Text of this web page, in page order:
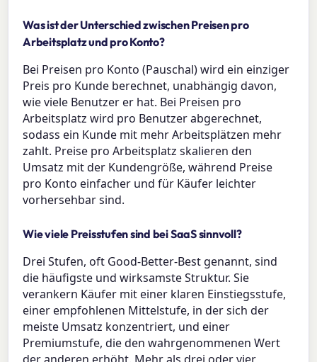
Was ist der Unterschied zwischen Preisen pro
Arbeitsplatz und pro Konto?
Bei Preisen pro Konto (Pauschal) wird ein einziger
Preis pro Kunde berechnet, unabhängig davon,
wie viele Benutzer er hat. Bei Preisen pro
Arbeitsplatz wird pro Benutzer abgerechnet,
sodass ein Kunde mit mehr Arbeitsplätzen mehr
zahlt. Preise pro Arbeitsplatz skalieren den
Umsatz mit der Kundengröße, während Preise
pro Konto einfacher und für Käufer leichter
vorhersehbar sind.
Wie viele Preisstufen sind bei SaaS sinnvoll?
Drei Stufen, oft Good-Better-Best genannt, sind
die häufigste und wirksamste Struktur. Sie
verankern Käufer mit einer klaren Einstiegsstufe,
einer empfohlenen Mittelstufe, in der sich der
meiste Umsatz konzentriert, und einer
Premiumstufe, die den wahrgenommenen Wert